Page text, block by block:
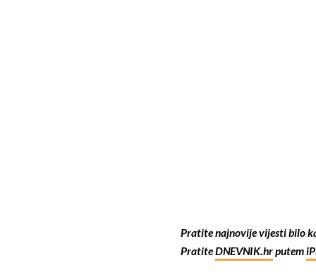
Pratite najnovije vijesti bilo
PratiteDNEVNIK.hrputem